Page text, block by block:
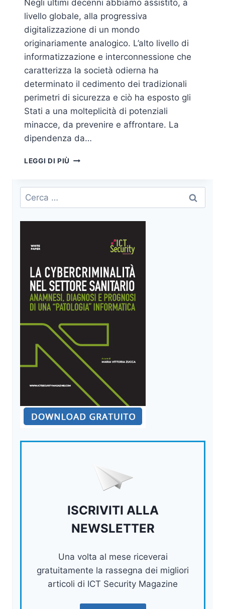
Negli ultimi decenni abbiamo assistito, a
livello globale, alla progressiva
digitalizzazione di un mondo
originariamente analogico. L’alto livello di
informatizzazione e interconnessione che
caratterizza la società odierna ha
determinato il cedimento dei tradizionali
perimetri di sicurezza e ciò ha esposto gli
Stati a una molteplicità di potenziali
minacce, da prevenire e affrontare. La
dipendenza da…
LEGGI DI PIÙ QUANDO
EVERSIVA
Ricerca
per:
ISCRIVITI ALLA
NEWSLETTER
Una volta al mese riceverai
gratuitamente la rassegna dei migliori
articoli di ICT Security Magazine